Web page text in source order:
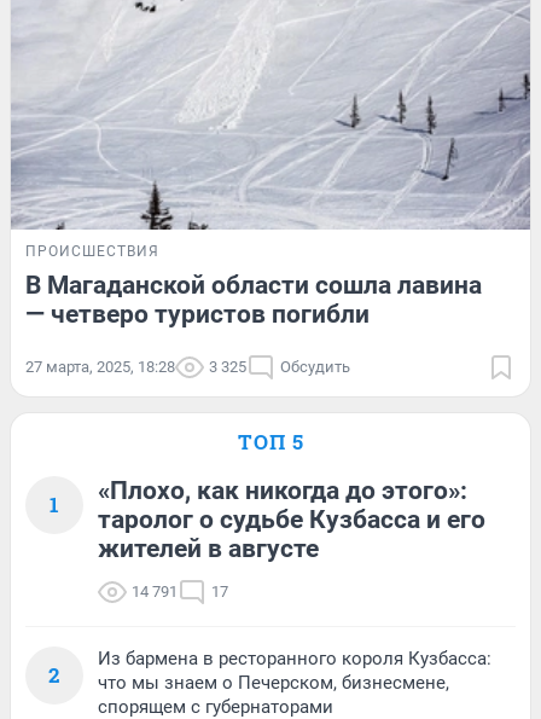
ПРОИСШЕСТВИЯ
В Магаданской области сошла лавина
— четверо туристов погибли
27 марта, 2025, 18:28 3 325 Обсудить
ТОП 5
1
«Плохо, как никогда до этого»:
таролог о судьбе Кузбасса и его
жителей в августе
14 791 17
2
Из бармена в ресторанного короля Кузбасса:
что мы знаем о Печерском, бизнесмене,
спорящем с губернаторами